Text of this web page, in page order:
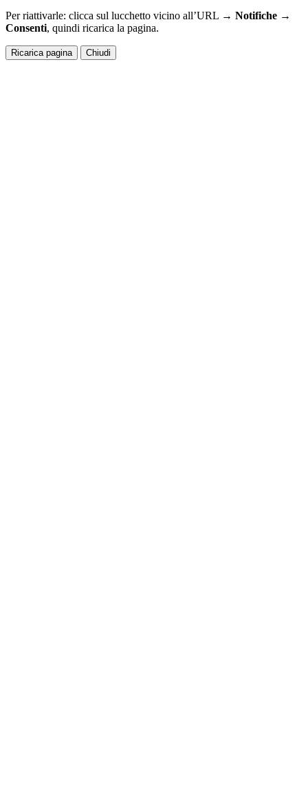
Per riattivarle: clicca sul lucchetto vicino all’URL → Notifiche →
Consenti, quindi ricarica la pagina.
Ricarica pagina Chiudi